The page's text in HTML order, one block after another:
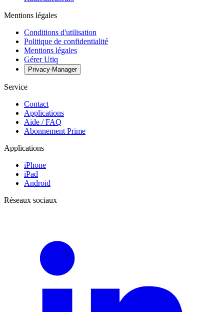
Mentions légales
Conditions d'utilisation
Politique de confidentialité
Mentions légales
Gérer Utiq
Privacy-Manager
Service
Contact
Applications
Aide / FAQ
Abonnement Prime
Applications
iPhone
iPad
Android
Réseaux sociaux